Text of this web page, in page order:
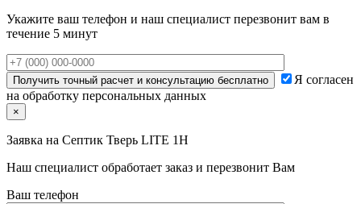
Укажите ваш телефон и наш специалист перезвонит вам в
течение 5 минут
Я согласен
на обработку персональных данных
×
Заявка на Септик Тверь LITE 1Н
Наш специалист обработает заказ и перезвонит Вам
Ваш телефон